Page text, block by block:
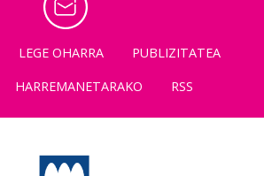
LEGE OHARRA
PUBLIZITATEA
HARREMANETARAKO RSS